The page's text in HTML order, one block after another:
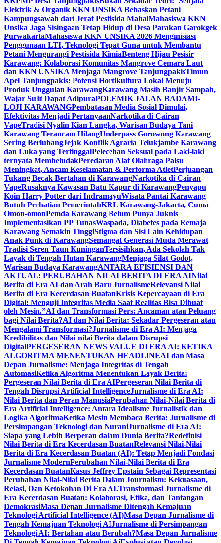
Elektrik & Organik KKN UNSIKA Bebaskan Petani
Kampungsawah dari Jerat Pestisida MahalMahasiswa KKN
Unsika Jaga Sisingaan Tetap Hidup di Desa Parakan Garokgek
PurwakartaMahasiswa KKN UNSIKA 2026 Menginisiasi
Penggunaan LTI, Teknologi Tepat Guna untuk Membantu
Petani Mengurangi Pestisida KimiaBenteng Hijau Pesisir
Karawang: Kolaborasi Komunitas Mangrove Cemara Laut
dan KKN UNSIKA Menjaga Mangrove TanjungpakisTimun
Apel Tanjungpakis: Potensi Hortikultura Lokal Menuju
Produk Unggulan KarawangKarawang Masih Banjir Sampah,
Wajar Sulit Dapat AdipuraPOLEMIK JALAN BADAMI-
LOJI KARAWANGPembatasan Media Sosial Dimulai,
Efektivitas Menjadi PertanyaanNarkotika di Cairan
VapeTradisi Nyalin Kian Langka, Warisan Budaya Tani
Karawang Terancam HilangUnderpass Gorowong Karawang
Sering BerlubangJejak Konflik Agraria Telukjambe Karawang
dan Luka yang TertinggalPelecehan Seksual pada Laki-laki
ternyata MembeludakPeredaran Alat Olahraga Palsu
Meningkat, Ancam Keselamatan & Performa AtletPerjuangan
Tukang Becak Bertahan di KarawangNarkotika di Cairan
VapeRusaknya Kawasan Batu Kapur di KarawangPenyapu
Koin Harry Potter dari IndramayuWisata Pantai Karawang
Butuh Perhatian PemerintahKRL Karawang-Jakarta, Cuma
Omon-omonPemda Karawang Belum Punya Juknis
Implementasikan PP TunasWaspada, Diabetes pada Remaja
Karawang Semakin TinggiStigma dan Sisi Lain Kehidupan
Anak Punk di KarawangSemangat Generasi Muda Merawat
Tradisi Seren Taun KuninganTersisihkan, Ada Sekolah Tak
Layak di Tengah Hutan KarawangMenjaga Silat Godot,
Warisan Budaya KarawangANTARA EFISIENSI DAN
AKTUAL: PERUBAHAN NILAI BERITA DI ERA AINilai
Berita di Era AI dan Arah Baru JurnalismeRelevansi Nilai
Berita di Era Kecerdasan BuatanKrisis Kepercayaan di Era
Digital: Menguji Integritas Media Saat Realitas Bisa Dibuat
oleh Mesin.”AI dan Transformasi Pers: Ancaman atau Peluang
bagi Nilai Berita?AI dan Nilai Berita: Sekadar Pergeseran atau
Mengalami Transformasi?Jurnalisme di Era AI: Menjaga
Kredibilitas dan Nilai-nilai Berita dalam Disrupsi
DigitalPERGESERAN NEWS VALUE DI ERA AI: KETIKA
ALGORITMA MENENTUKAN HEADLINEAI dan Masa
Depan Jurnalisme: Menjaga Integritas di Tengah
AutomasiKetika Algoritma Menentukan Layak Berita:
Pergeseran Nilai Berita di Era AIPergeseran Nilai Berita di
Tengah Disrupsi Artificial IntelligenceJurnalisme di Era AI:
Nilai Berita dan Peran ManusiaPerubahan Nilai-Nilai Berita di
Era Artificial Intelligence: Antara Idealisme Jurnalistik dan
Logika AlgoritmaKetika Mesin Membaca Berita: Jurnalisme di
Persimpangan Teknologi dan NuraniJurnalisme di Era AI:
Siapa yang Lebih Berperan dalam Dunia Berita?Redefinisi
Nilai Berita di Era Kecerdasan BuatanRelevansi Nilai-Nilai
Berita di Era Kecerdasan Buatan (AI): Tetap Menjadi Fondasi
Jurnalisme ModernPerubahan Nilai-Nilai Berita di Era
Kecerdasan BuatanKasus Jeffrey Epstain Sebagai Representasi
Perubahan Nilai-Nilai Berita Dalam Journalism: Kekuasaan,
Relasi, Dan Ketokohan Di Era AI.Transformasi Jurnalisme di
Era Kecerdasan Buatan: Kolaborasi, Etika, dan Tantangan
DemokrasiMasa Depan Jurnalisme Ditengah Kemajuan
Teknologi Artificial Intelligence (AI)Masa Depan Jurnalisme di
Tengah Kemajuan Teknologi AIJurnalisme di Persimpangan
Teknologi AI: Bertahan atau Berubah?Masa Depan Jurnalisme